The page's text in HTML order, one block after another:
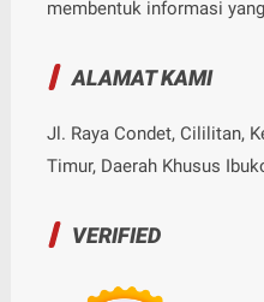
membentuk informasi
ALAMAT KAMI
Jl. Raya Condet, Cililitan,
Timur, Daerah Khusus
VERIFIED